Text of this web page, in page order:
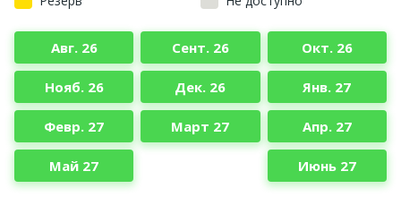
Авг. 26 Сент. 26 Окт. 26
Нояб. 26 Дек. 26 Янв. 27
Февр. 27 Март 27 Апр. 27
Май 27 Июнь 27